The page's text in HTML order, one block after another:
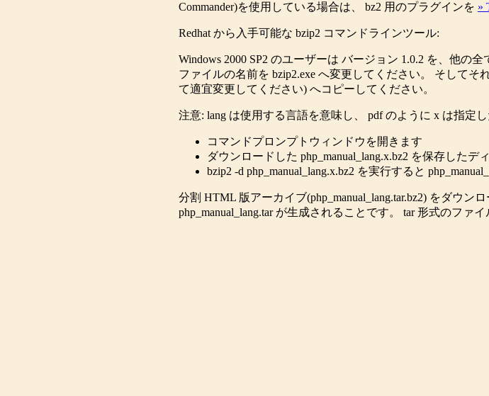
Commander)を使用している場合は、 bz2 用のプラグインを »
Redhat から入手可能な bzip2 コマンドラインツール:
Windows 2000 SP2 のユーザーは バージョン 1.0.2 を、他の
ファイルの名前を bzip2.exe へ変更してください。 そして
て適宜変更してください) へコピーしてください。
注意: lang は使用する言語を意味し、 pdf のように x は指定
コマンドプロンプトウィンドウを開きます
ダウンロードした php_manual_lang.x.bz2 を保存した
bzip2 -d php_manual_lang.x.bz2 を実行すると
分割 HTML 版アーカイブ(php_manual_lang.tar.bz2) をダウ
php_manual_lang.tar が生成されることです。 tar 形式のファイ